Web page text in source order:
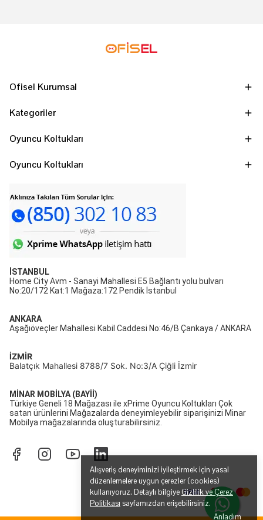
Alışveriş deneyiminizi iyileştirmek için yasal
düzenlemelere uygun çerezler (cookies)
kullanıyoruz. Detaylı bilgiye Gizlilik ve Çerez
Politikası sayfamızdan erişebilirsiniz.
Anladım
Ofisel Kurumsal
Kategoriler
Oyuncu Koltukları
Oyuncu Koltukları
İSTANBUL
Home City Avm - Sanayi Mahallesi E5 Bağlantı yolu bulvarı
No:20/172 Kat:1 Mağaza:172 Pendik İstanbul
ANKARA
Aşağıöveçler Mahallesi Kabil Caddesi No:46/B Çankaya / ANKARA
İZMİR
Balatçık Mahallesi 8788/7 Sok. No:3/A Çiğli İzmir
MİNAR MOBİLYA (BAYİİ)
Türkiye Geneli 18 Mağazası ile xPrime Oyuncu Koltukları Çok
satan ürünlerini Mağazalarda deneyimleyebilir siparişinizi Minar
Mobilya mağazalarında oluşturabilirsiniz.